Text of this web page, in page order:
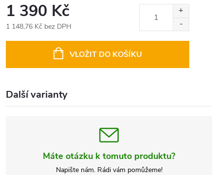
1 390 Kč
1 148,76 Kč bez DPH
VLOŽIT DO KOŠÍKU
Další varianty
Máte otázku k tomuto produktu?
Napište nám. Rádi vám pomůžeme!